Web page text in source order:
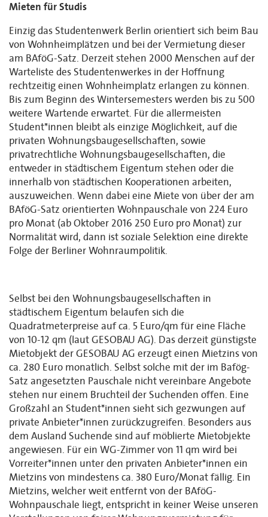
Mieten für Studis
Einzig das Studentenwerk Berlin orientiert sich beim Bau
von Wohnheimplätzen und bei der Vermietung dieser
am BAföG-Satz. Derzeit stehen 2000 Menschen auf der
Warteliste des Studentenwerkes in der Hoffnung
rechtzeitig einen Wohnheimplatz erlangen zu können.
Bis zum Beginn des Wintersemesters werden bis zu 500
weitere Wartende erwartet. Für die allermeisten
Student*innen bleibt als einzige Möglichkeit, auf die
privaten Wohnungsbaugesellschaften, sowie
privatrechtliche Wohnungsbaugesellschaften, die
entweder in städtischem Eigentum stehen oder die
innerhalb von städtischen Kooperationen arbeiten,
auszuweichen. Wenn dabei eine Miete von über der am
BAföG-Satz orientierten Wohnpauschale von 224 Euro
pro Monat (ab Oktober 2016 250 Euro pro Monat) zur
Normalität wird, dann ist soziale Selektion eine direkte
Folge der Berliner Wohnraumpolitik.
Selbst bei den Wohnungsbaugesellschaften in
städtischem Eigentum belaufen sich die
Quadratmeterpreise auf ca. 5 Euro/qm für eine Fläche
von 10-12 qm (laut GESOBAU AG). Das derzeit günstigste
Mietobjekt der GESOBAU AG erzeugt einen Mietzins von
ca. 280 Euro monatlich. Selbst solche mit der im Bafög-
Satz angesetzten Pauschale nicht vereinbare Angebote
stehen nur einem Bruchteil der Suchenden offen. Eine
Großzahl an Student*innen sieht sich gezwungen auf
private Anbieter*innen zurückzugreifen. Besonders aus
dem Ausland Suchende sind auf möblierte Mietobjekte
angewiesen. Für ein WG-Zimmer von 11 qm wird bei
Vorreiter*innen unter den privaten Anbieter*innen ein
Mietzins von mindestens ca. 380 Euro/Monat fällig. Ein
Mietzins, welcher weit entfernt von der BAföG-
Wohnpauschale liegt, entspricht in keiner Weise unseren